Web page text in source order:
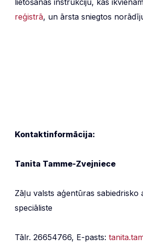
reģistrā, un ārsta sniegtos
Kontaktinformācija:
Tanita Tamme-Zvejniece
Zāļu valsts aģentūras sabiedrisko
speciāliste
Tālr. 26654766, E-pasts: